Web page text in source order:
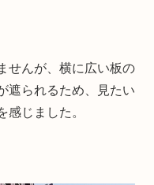
せんが、横に広い板の
遮られるため、見たい
感じました。